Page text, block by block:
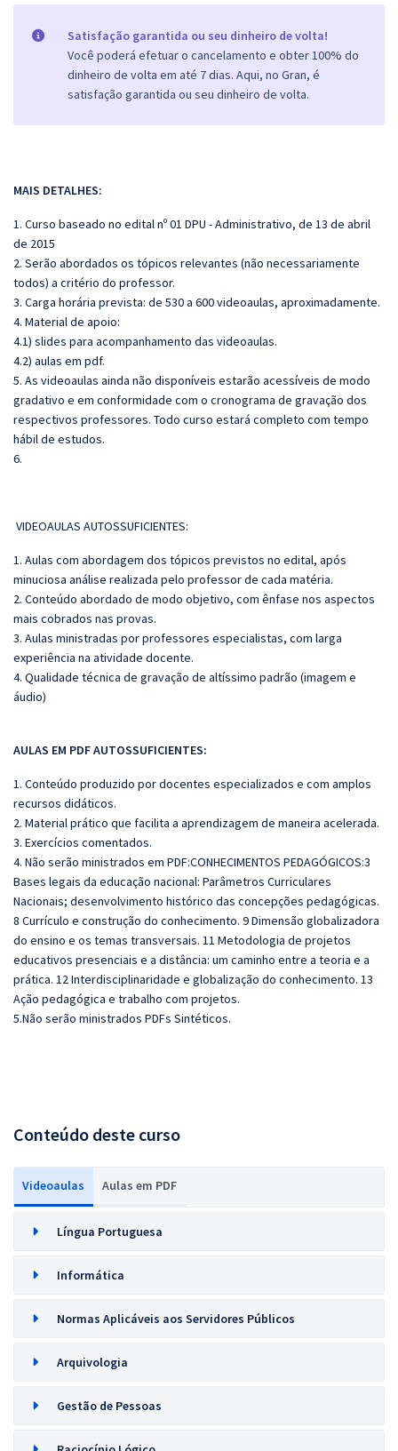
Satisfação garantida ou seu dinheiro de volta!
Você poderá efetuar o cancelamento e obter 100% do
dinheiro de volta em até 7 dias. Aqui, no Gran, é
satisfação garantida ou seu dinheiro de volta.
MAIS DETALHES:
1. Curso baseado no edital nº 01 DPU - Administrativo, de 13 de abril
de 2015
2. Serão abordados os tópicos relevantes (não necessariamente
todos) a critério do professor.
3. Carga horária prevista: de 530 a 600 videoaulas, aproximadamente.
4. Material de apoio:
4.1) slides para acompanhamento das videoaulas.
4.2) aulas em pdf.
5. As videoaulas ainda não disponíveis estarão acessíveis de modo
gradativo e em conformidade com o cronograma de gravação dos
respectivos professores. Todo curso estará completo com tempo
hábil de estudos.
6.
VIDEOAULAS AUTOSSUFICIENTES:
1. Aulas com abordagem dos tópicos previstos no edital, após
minuciosa análise realizada pelo professor de cada matéria.
2. Conteúdo abordado de modo objetivo, com ênfase nos aspectos
mais cobrados nas provas.
3. Aulas ministradas por professores especialistas, com larga
experiência na atividade docente.
4. Qualidade técnica de gravação de altíssimo padrão (imagem e
áudio)
AULAS EM PDF AUTOSSUFICIENTES:
1. Conteúdo produzido por docentes especializados e com amplos
recursos didáticos.
2. Material prático que facilita a aprendizagem de maneira acelerada.
3. Exercícios comentados.
4. Não serão ministrados em PDF:CONHECIMENTOS PEDAGÓGICOS:3
Bases legais da educação nacional: Parâmetros Curriculares
Nacionais; desenvolvimento histórico das concepções pedagógicas.
8 Currículo e construção do conhecimento. 9 Dimensão globalizadora
do ensino e os temas transversais. 11 Metodologia de projetos
educativos presenciais e a distância: um caminho entre a teoria e a
prática. 12 Interdisciplinaridade e globalização do conhecimento. 13
Ação pedagógica e trabalho com projetos.
5.Não serão ministrados PDFs Sintéticos.
Conteúdo deste curso
Videoaulas Aulas em PDF
Língua Portuguesa
Informática
Normas Aplicáveis aos Servidores Públicos
Arquivologia
Gestão de Pessoas